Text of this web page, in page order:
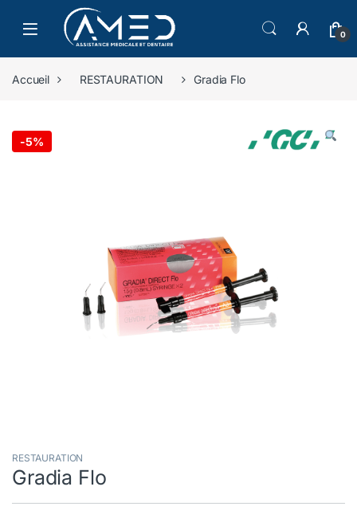
Skip to navigation
Skip to content
0
Accueil RESTAURATION Gradia Flo
-5%
RESTAURATION
Gradia Flo